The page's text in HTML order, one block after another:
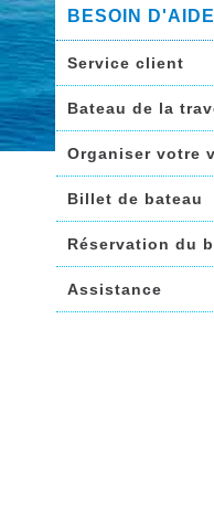
BESOIN
Service client
Bateau de la
Organiser votre
Billet de bateau
Réservation du
Assistance